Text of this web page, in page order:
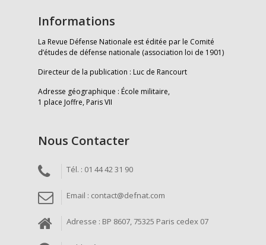
Informations
La Revue Défense Nationale est éditée par le Comité
d’études de défense nationale (association loi de 1901)
Directeur de la publication : Luc de Rancourt
Adresse géographique : École militaire,
1 place Joffre, Paris VII
Nous Contacter
Tél. : 01 44 42 31 90
Email : contact@defnat.com
Adresse : BP 8607, 75325 Paris cedex 07